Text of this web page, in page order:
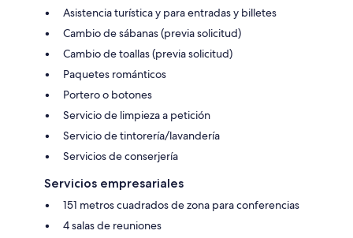
Asistencia turística y para entradas y billetes
Cambio de sábanas (previa solicitud)
Cambio de toallas (previa solicitud)
Paquetes románticos
Portero o botones
Servicio de limpieza a petición
Servicio de tintorería/lavandería
Servicios de conserjería
Servicios empresariales
151 metros cuadrados de zona para conferencias
4 salas de reuniones